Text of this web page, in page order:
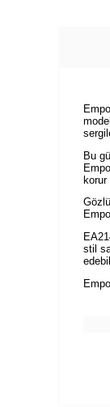
Bu
korur
stil